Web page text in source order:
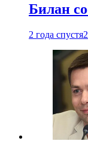
Билан
2 года спустя